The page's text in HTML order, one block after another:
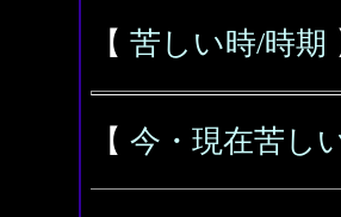
【 苦しい時/時期
【 今・現在苦し